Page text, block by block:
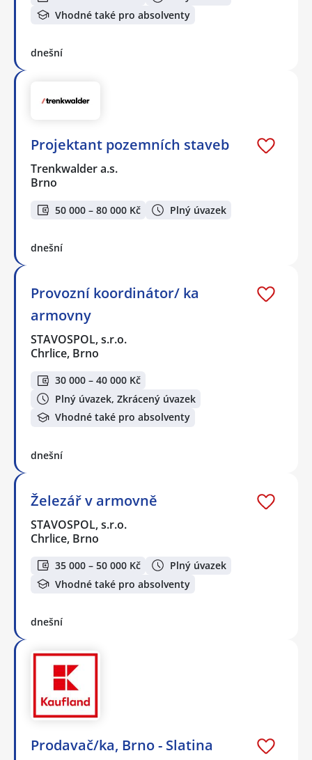
Vhodné také pro absolventy
dnešní
Projektant pozemních staveb
Trenkwalder a.s.
Brno
50 000 – 80 000 Kč Plný úvazek
dnešní
Provozní koordinátor/ ka
armovny
STAVOSPOL, s.r.o.
Chrlice, Brno
30 000 – 40 000 Kč
Plný úvazek, Zkrácený úvazek
Vhodné také pro absolventy
dnešní
Železář v armovně
STAVOSPOL, s.r.o.
Chrlice, Brno
35 000 – 50 000 Kč
Plný úvazek
Vhodné také pro absolventy
dnešní
Prodavač/ka, Brno - Slatina